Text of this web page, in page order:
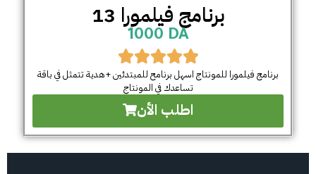
برنامج فيلمورا 13
1000 DA
برنامج فيلمورا للمونتاج اسهل برنامح للمبتدئين +هدية تتمثل في باقة
تساعدك في المونتاج
اطلب الأن